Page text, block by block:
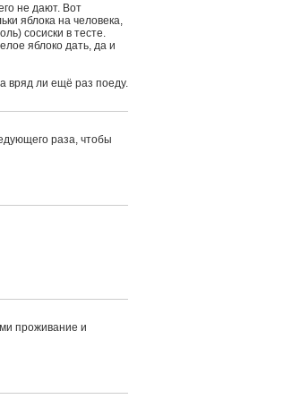
не дают. Вот
яблока на человека,
сосиски в тесте.
яблоко дать, да и
вряд ли ещё раз поеду.
раза, чтобы
проживание и